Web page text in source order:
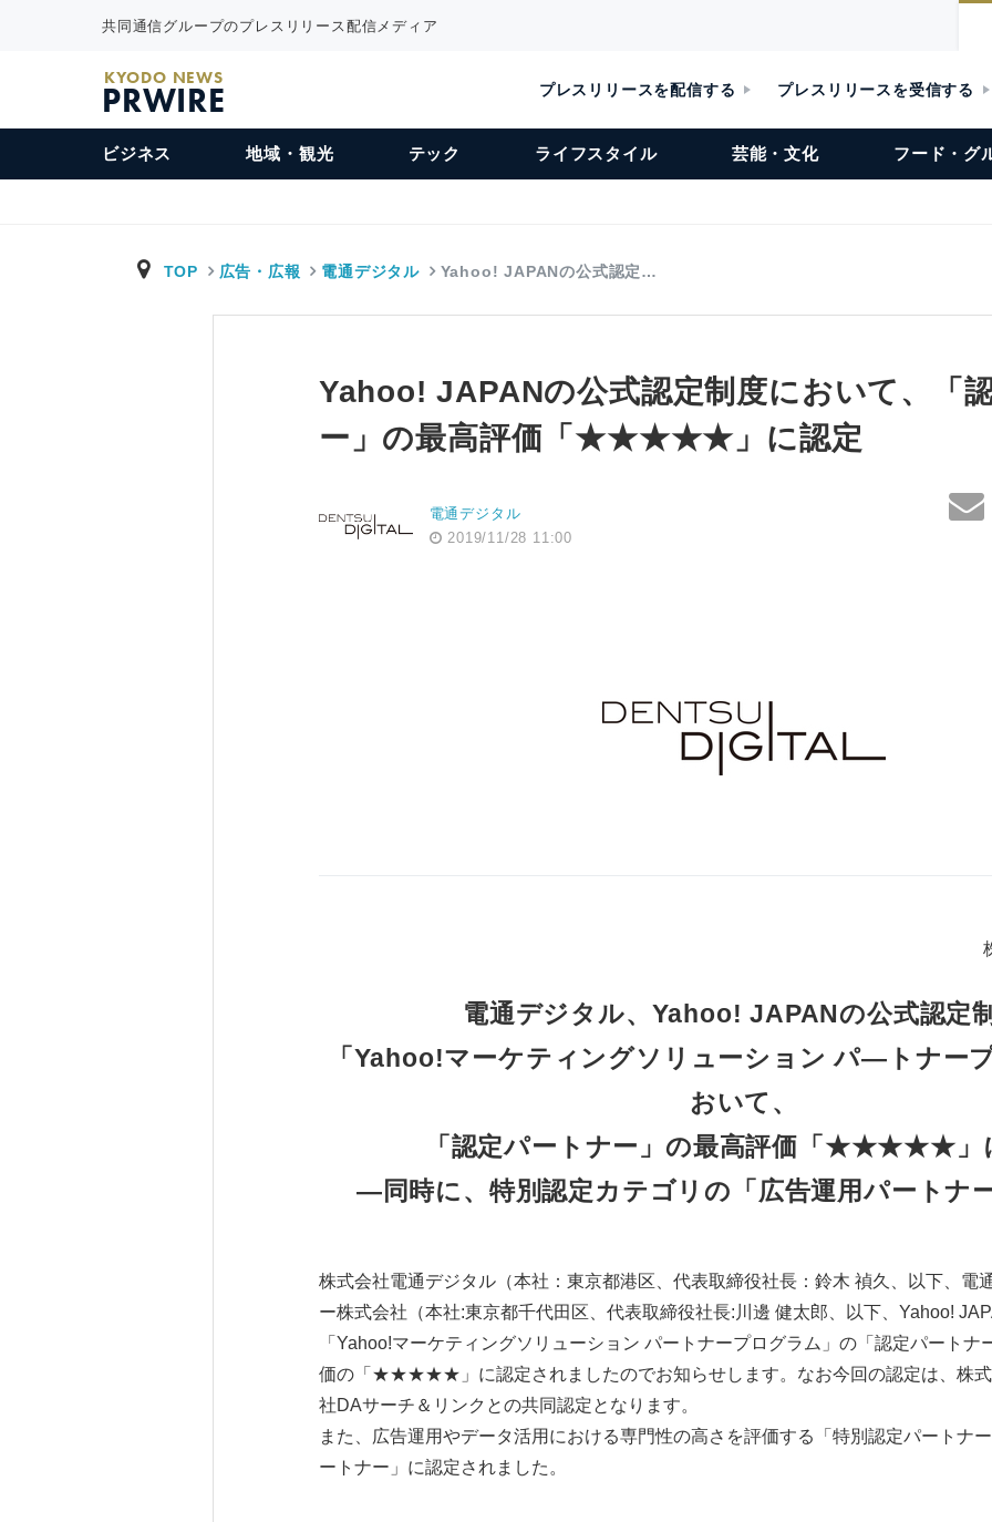
共同通信グループのプレスリリース配信メディア
KYODO NEWS
PRWIRE プレスリリースを配信する プレスリリースを受信する
ビジネス 地域・観光 テック ライフスタイル 芸能・文化 フード・グ
TOP 広告・広報 電通デジタル Yahoo! JAPANの公式認定…
Yahoo! JAPANの公式認定制度において、「
ー」の最高評価「★★★★★」に認定
電通デジタル
2019/11/28 11:00
電通デジタル、Yahoo! JAPANの公式認定
「Yahoo!マーケティングソリューション パ―トナー
おいて、
「認定パートナー」の最高評価「★★★★★」
―同時に、特別認定カテゴリの「広告運用パートナ
株式会社電通デジタル（本社：東京都港区、代表取締役社長：鈴木 禎久、以下、電
ー株式会社（本社:東京都千代田区、代表取締役社長:川邊 健太郎、以下、Yahoo!
「Yahoo!マーケティングソリューション パートナープログラム」の「認定パートナ
価の「★★★★★」に認定されましたのでお知らせします。なお今回の認定は、株式
社DAサーチ＆リンクとの共同認定となります。
また、広告運用やデータ活用における専門性の高さを評価する「特別認定パートナ
ートナー」に認定されました。